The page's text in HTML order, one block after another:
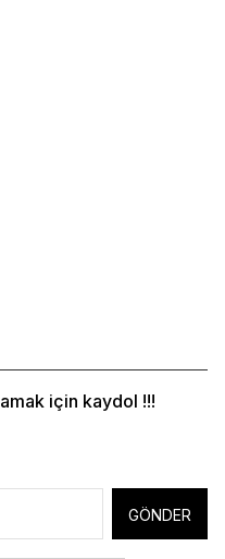
için kaydol !!!
GÖNDER